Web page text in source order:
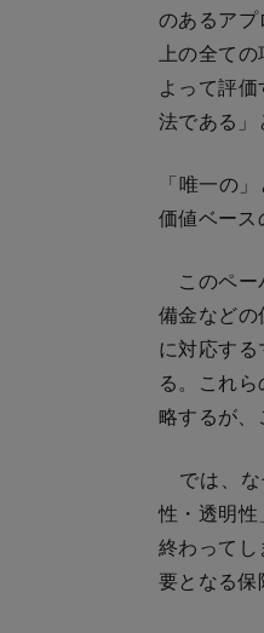
のあるア
上の全て
よって評
法である」
「唯一の
価値ベース
このペー
備金など
に対応す
る。これ
略するが、
では、な
性・透明
終わって
要となる保